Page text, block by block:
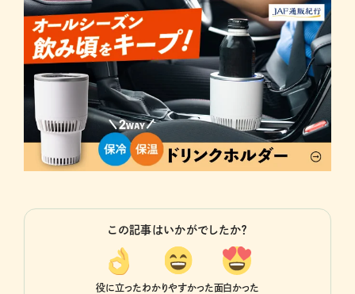
この記事はいかがでしたか？
役に立ったわかりやすかった面白かった